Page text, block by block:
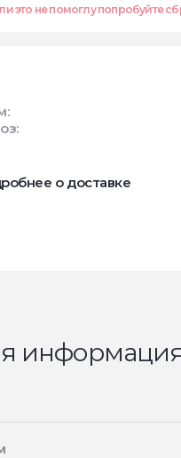
это не помоглу попробуйте
о доставке